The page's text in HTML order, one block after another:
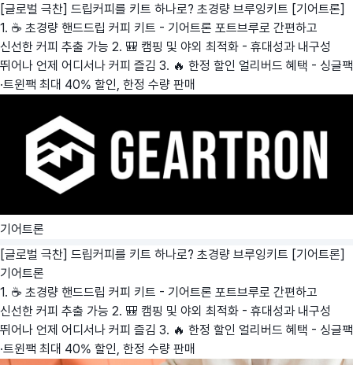
[글로벌 극찬] 드립커피를 키트 하나로? 초경량 브루잉키트 [기어트론]
1. ☕ 초경량 핸드드립 커피 키트 - 기어트론 포트브루로 간편하고
신선한 커피 추출 가능 2. 🎒 캠핑 및 야외 최적화 - 휴대성과 내구성
뛰어나 언제 어디서나 커피 즐김 3. 🔥 한정 할인 얼리버드 혜택 - 싱글팩
·트윈팩 최대 40% 할인, 한정 수량 판매
기어트론
[글로벌 극찬] 드립커피를 키트 하나로? 초경량 브루잉키트 [기어트론]
기어트론
1. ☕ 초경량 핸드드립 커피 키트 - 기어트론 포트브루로 간편하고
신선한 커피 추출 가능 2. 🎒 캠핑 및 야외 최적화 - 휴대성과 내구성
뛰어나 언제 어디서나 커피 즐김 3. 🔥 한정 할인 얼리버드 혜택 - 싱글팩
·트윈팩 최대 40% 할인, 한정 수량 판매